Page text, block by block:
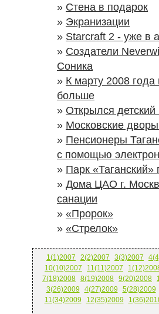
» Стена в подарок
» Экранизации
» Starcraft 2 - уже в
» Создатели
Соника
» К марту 2008 года
больше
» Открылся
» Московские
» Пенсионеры
с помощью
» Парк
» Дома ЦАО г.
санации
» «Пророк»
» «Стрелок»
1(1)2007 2(2)2007 3(3)2007
10(10)2007
11(11)2007
7(18)2008 8(19)2008 9(20)2008
3(26)2009
4(27)2009 5(28)2009
11(34)2009
12(35)2009